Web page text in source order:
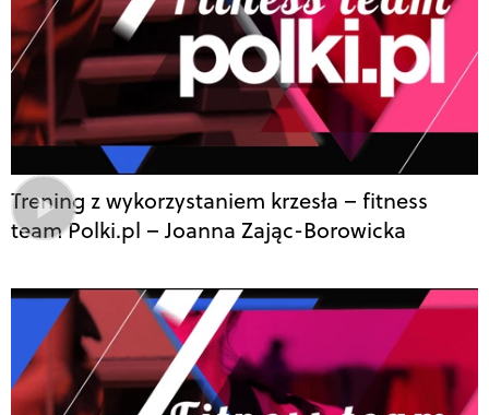
Trening z wykorzystaniem krzesła – fitness
team Polki.pl – Joanna Zając-Borowicka